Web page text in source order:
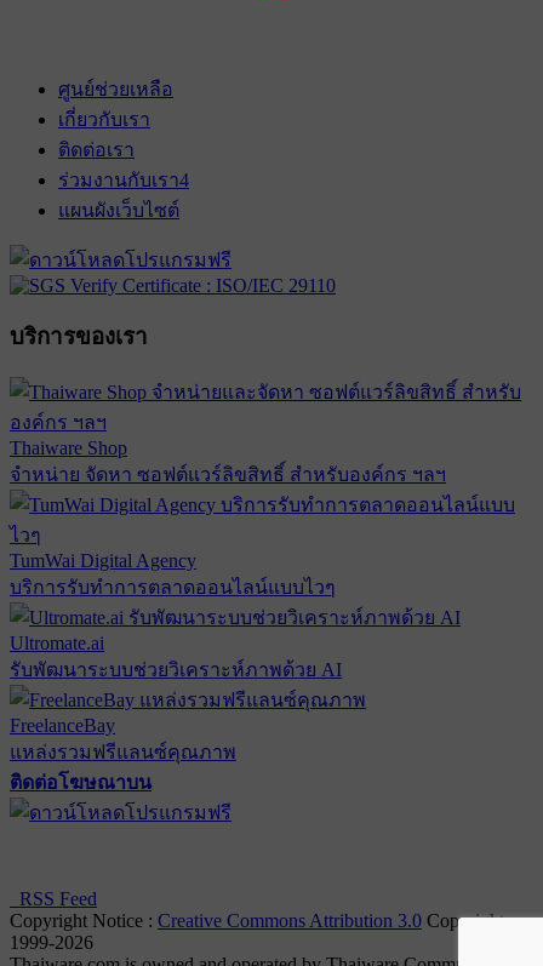
ศูนย์ช่วยเหลือ
เกี่ยวกับเรา
ติดต่อเรา
ร่วมงานกับเรา4
แผนผังเว็บไซต์
บริการของเรา
Thaiware Shop
จำหน่าย จัดหา ซอฟต์แวร์ลิขสิทธิ์ สำหรับองค์กร ฯลฯ
TumWai Digital Agency
บริการรับทำการตลาดออนไลน์แบบไวๆ
Ultromate.ai
รับพัฒนาระบบช่วยวิเคราะห์ภาพด้วย AI
FreelanceBay
แหล่งรวมฟรีแลนซ์คุณภาพ
ติดต่อโฆษณาบน
RSS Feed
Copyright Notice : Creative Commons Attribution 3.0 Copyright
1999-2026